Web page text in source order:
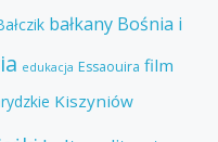
bałkany Bośnia i
edukacja Essaouira film
Kiszyniów